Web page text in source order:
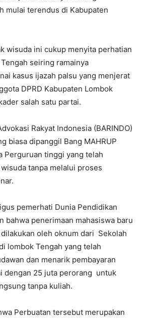
mulai terendus di Kabupaten
wisuda ini cukup menyita perhatian
seiring ramainya
kasus ijazah palsu yang menjerat
DPRD Kabupaten Lombok
salah satu partai.
Rakyat Indonesia (BARINDO)
biasa dipanggil Bang MAHRUP
Perguruan tinggi yang telah
tanpa melalui proses
pemerhati Dunia Pendidikan
bahwa penerimaan mahasiswa baru
oleh oknum dari Sekolah
lombok Tengah yang telah
dan menarik pembayaran
dengan 25 juta perorang untuk
tanpa kuliah.
Perbuatan tersebut merupakan